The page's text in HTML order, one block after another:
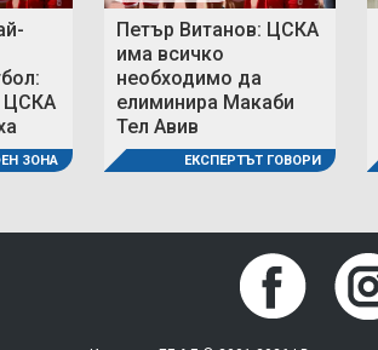
ЦСКА
ЗОНА
Петър Витанов: ЦСКА
има всичко
необходимо да
елиминира Макаби
Тел Авив
ЕКСПЕРТЪТ ГОВОРИ